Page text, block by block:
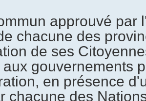
approuvé par
chacune des
de ses
aux gouvernements
en présence
chacune des